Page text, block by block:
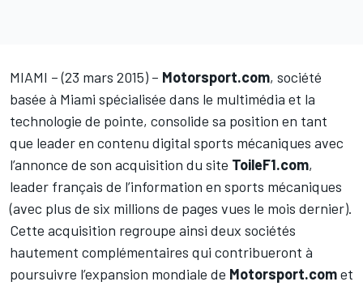
MIAMI – (23 mars 2015) – Motorsport.com, société
basée à Miami spécialisée dans le multimédia et la
technologie de pointe, consolide sa position en tant
que leader en contenu digital sports mécaniques avec
l’annonce de son acquisition du site ToileF1.com,
leader français de l’information en sports mécaniques
(avec plus de six millions de pages vues le mois dernier).
Cette acquisition regroupe ainsi deux sociétés
hautement complémentaires qui contribueront à
poursuivre l’expansion mondiale de Motorsport.comet